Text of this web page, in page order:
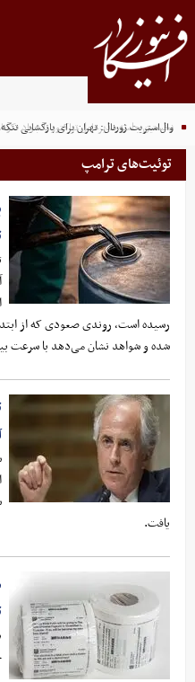
وال‌استریت ژورنال: تهران برای بازگشایی تنگه هرمز ۵ شرط کلیدی
نخستین جلسه مدیرعامل تراکتور با جواد
توئیت‌های ترامپ
شده و شواهد نشان می‌دهد با سرعت
یافت.